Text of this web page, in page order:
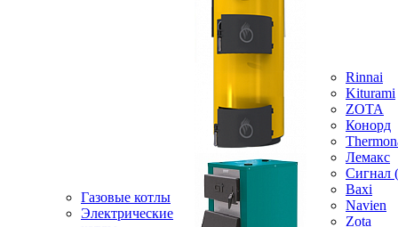
Газовые котлы
Электрические
Rinnai
Kiturami
ZOTA
Конорд
Лемакс
Baxi
Navien
Zota